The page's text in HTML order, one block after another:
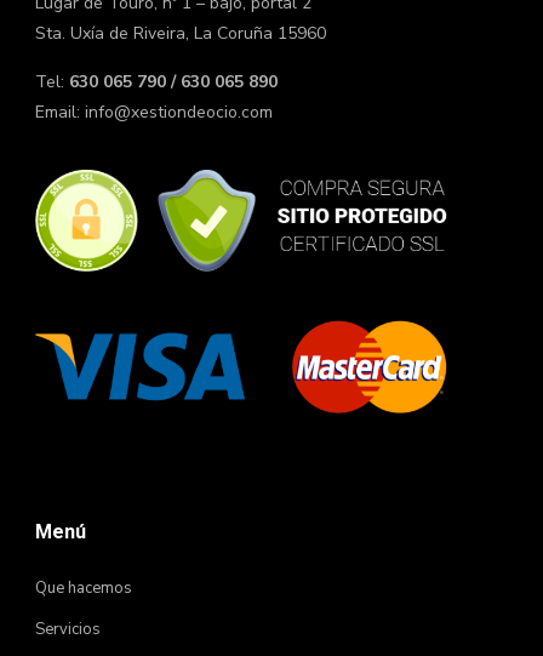
Sta. Uxía de Riveira, La Coruña 15960
Tel: 630 065 790 / 630 065 890
Email: info@xestiondeocio.com
Menú
Que hacemos
Servicios